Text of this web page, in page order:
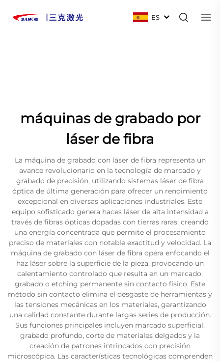
ES
máquinas de grabado por
láser de fibra
La máquina de grabado con láser de fibra representa un
avance revolucionario en la tecnología de marcado y
grabado de precisión, utilizando sistemas láser de fibra
óptica de última generación para ofrecer un rendimiento
excepcional en diversas aplicaciones industriales. Este
equipo sofisticado genera haces láser de alta intensidad a
través de fibras ópticas dopadas con tierras raras, creando
una energía concentrada que permite el procesamiento
preciso de materiales con notable exactitud y velocidad. La
máquina de grabado con láser de fibra opera enfocando el
haz láser sobre la superficie de la pieza, provocando un
calentamiento controlado que resulta en un marcado,
grabado o etching permanente sin contacto físico. Este
método sin contacto elimina el desgaste de herramientas y
las tensiones mecánicas en los materiales, garantizando
una calidad constante durante largas series de producción.
Sus funciones principales incluyen marcado superficial,
grabado profundo, corte de materiales delgados y la
creación de patrones intrincados con precisión
microscópica. Las características tecnológicas comprenden